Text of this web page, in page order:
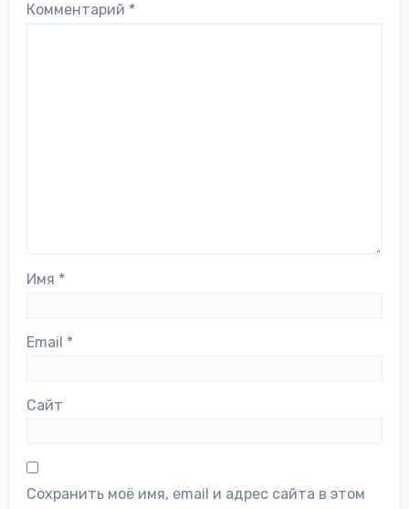
Комментарий *
Имя *
Email *
Сайт
Сохранить моё имя, email и адрес сайта в этом